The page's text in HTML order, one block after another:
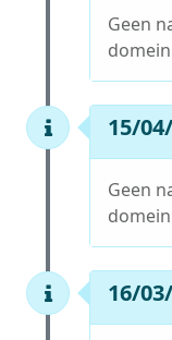
Geen
15/
Geen
16/